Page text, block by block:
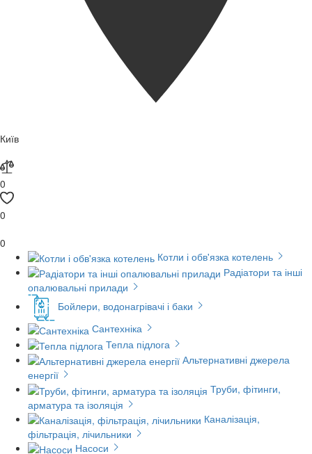
Київ
0
0
0
Котли і обв'язка котелень
Радіатори та інші
опалювальні прилади
Бойлери, водонагрівачі і баки
Сантехніка
Тепла підлога
Альтернативні джерела
енергії
Труби, фітинги,
арматура та ізоляція
Каналізація,
фільтрація, лічильники
Насоси